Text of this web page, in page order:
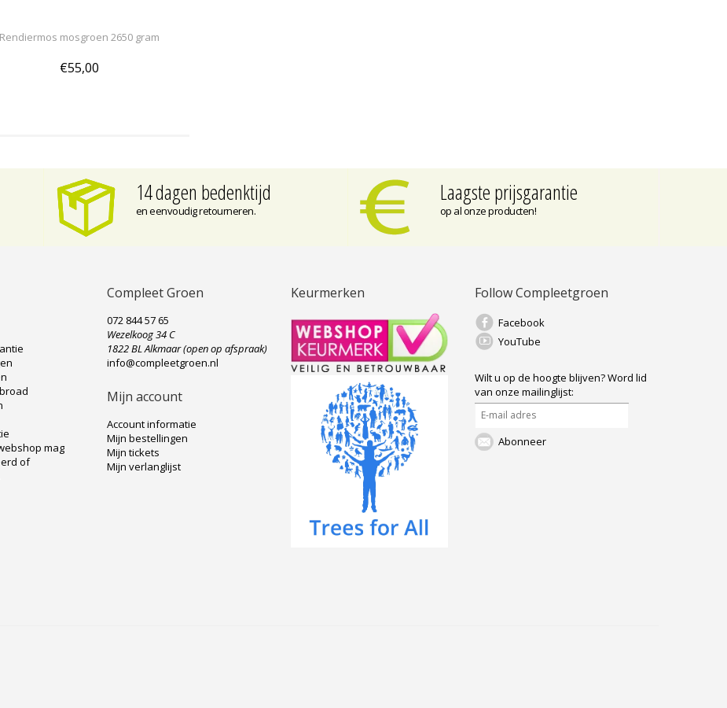
Rendiermos mosgroen 2650 gram
€55,00
14 dagen bedenktijd
en eenvoudig retourneren.
Laagste prijsgarantie
op al onze producten!
mag
of
Compleet Groen
072 844 57 65
Wezelkoog 34 C
1822 BL Alkmaar (open op afspraak)
info@compleetgroen.nl
Mijn account
Account informatie
Mijn bestellingen
Mijn tickets
Mijn verlanglijst
Keurmerken Follow Compleetgroen
Facebook
YouTube
Wilt u op de hoogte blijven?Word lid
van onze mailinglijst:
Abonneer